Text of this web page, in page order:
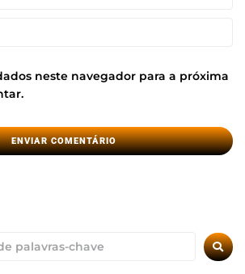
neste navegador para a próxima